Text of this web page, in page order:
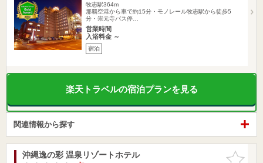
牧志駅364m
那覇空港から車で約15分・モノレール牧志駅から徒歩5
分・崇元寺バス停…
営業時間
入浴料金 ～
宿泊
楽天トラベルの宿泊プランを見る
関連情報から探す
お気に入
沖縄逸の彩 温泉リゾートホテル